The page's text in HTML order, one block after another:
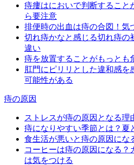
痔瘻はにおいで判断すること
ら要注意
排便時の出血は痔の合図！気
切れ痔かなと感じる切れ痔の
違い
痔を放置することがもっとも
肛門にピリリとした違和感を
可能性がある
痔の原因
ストレスが痔の原因となる理
痔になりやすい季節とは？夏
食生活が悪いと痔の原因にな
コーヒーは痔の原因になる？
は気をつける